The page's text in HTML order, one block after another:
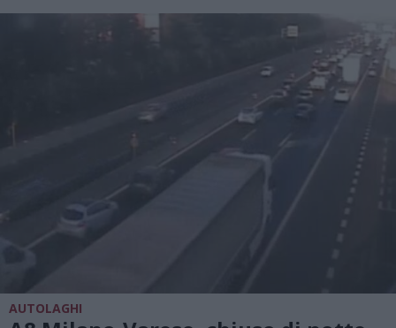
AUTOLAGHI